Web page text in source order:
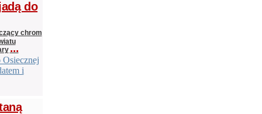
do
chrom
...
Osiecznej
i